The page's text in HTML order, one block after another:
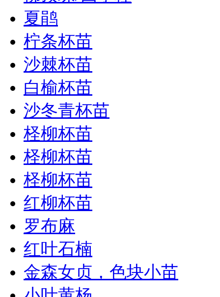
夏鹃
柠条杯苗
沙棘杯苗
白榆杯苗
沙冬青杯苗
柽柳杯苗
柽柳杯苗
柽柳杯苗
红柳杯苗
罗布麻
红叶石楠
金森女贞，色块小苗